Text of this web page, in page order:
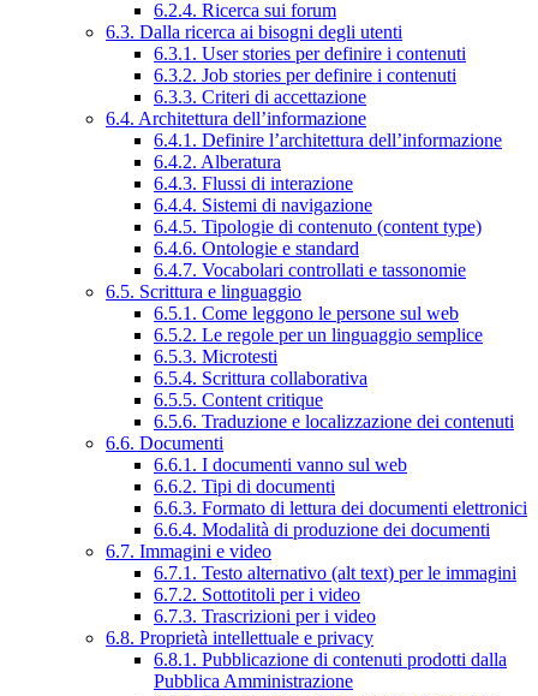
6.2.4. Ricerca sui forum
6.3. Dalla ricerca ai bisogni degli utenti
6.3.1. User stories per definire i contenuti
6.3.2. Job stories per definire i contenuti
6.3.3. Criteri di accettazione
6.4. Architettura dell’informazione
6.4.1. Definire l’architettura dell’informazione
6.4.2. Alberatura
6.4.3. Flussi di interazione
6.4.4. Sistemi di navigazione
6.4.5. Tipologie di contenuto (content type)
6.4.6. Ontologie e standard
6.4.7. Vocabolari controllati e tassonomie
6.5. Scrittura e linguaggio
6.5.1. Come leggono le persone sul web
6.5.2. Le regole per un linguaggio semplice
6.5.3. Microtesti
6.5.4. Scrittura collaborativa
6.5.5. Content critique
6.5.6. Traduzione e localizzazione dei contenuti
6.6. Documenti
6.6.1. I documenti vanno sul web
6.6.2. Tipi di documenti
6.6.3. Formato di lettura dei documenti elettronici
6.6.4. Modalità di produzione dei documenti
6.7. Immagini e video
6.7.1. Testo alternativo (alt text) per le immagini
6.7.2. Sottotitoli per i video
6.7.3. Trascrizioni per i video
6.8. Proprietà intellettuale e privacy
6.8.1. Pubblicazione di contenuti prodotti dalla
Pubblica Amministrazione